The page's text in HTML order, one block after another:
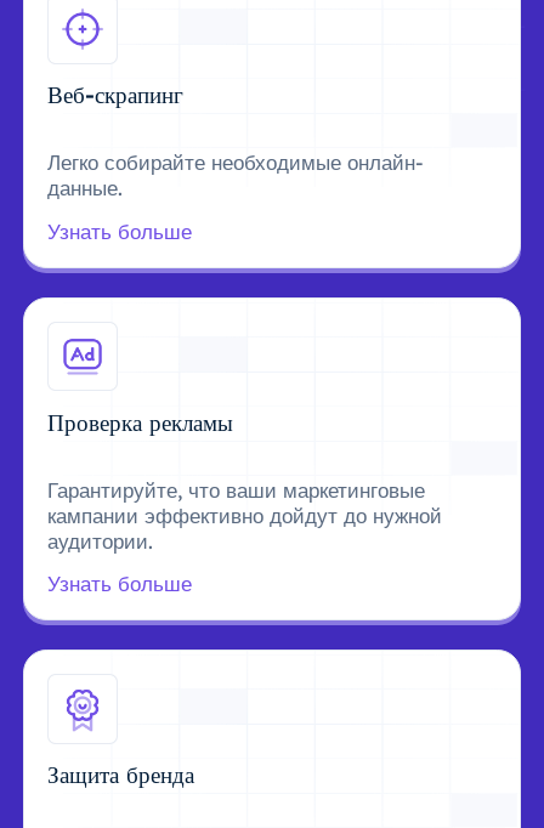
Веб-скрапинг
Легко собирайте необходимые онлайн-
данные.
Узнать больше
Проверка рекламы
Гарантируйте, что ваши маркетинговые
кампании эффективно дойдут до нужной
аудитории.
Узнать больше
Защита бренда